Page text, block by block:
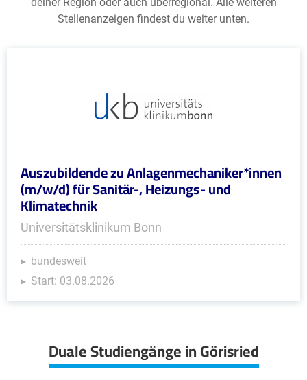
Stellenanzeigen findest du weiter unten.
Auszubildende zu Anlagenmechaniker*innen
(m/w/d) für Sanitär-, Heizungs- und
Klimatechnik
Universitätsklinikum Bonn
bundesweit
Start: 03.08.2026
Duale Studiengänge in Görisried